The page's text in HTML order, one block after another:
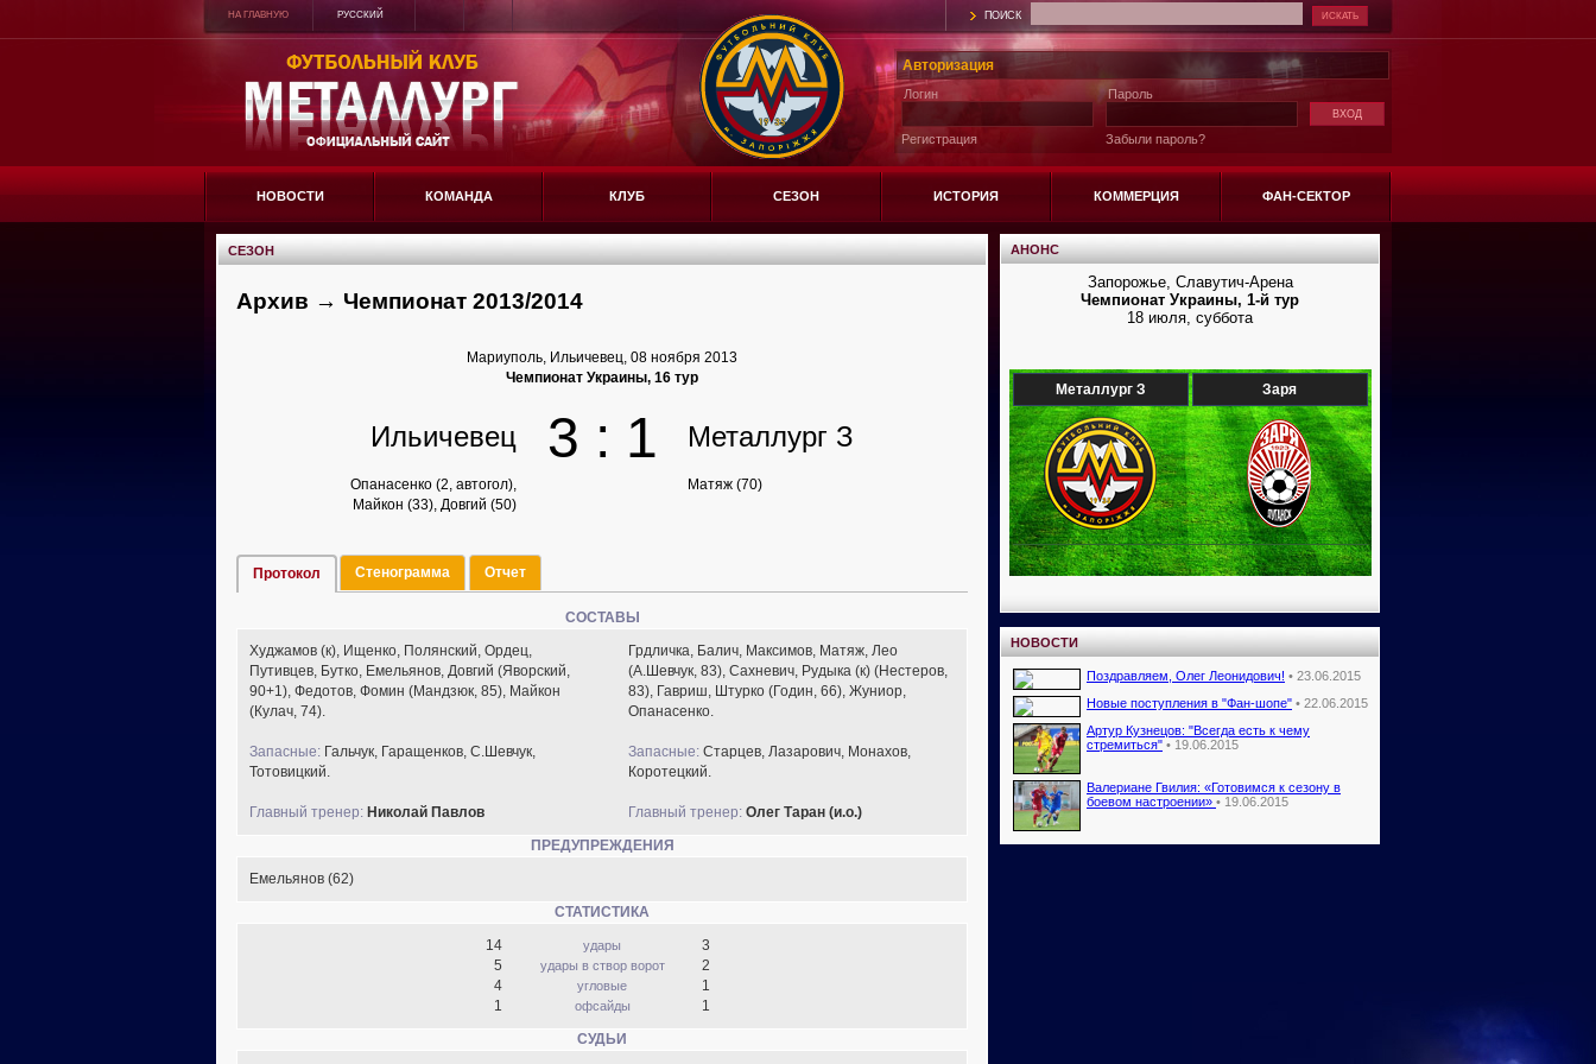
НА ГЛАВНУЮ РУССКИЙ ПОИСК
Авторизация
Логин
Регистрация
Пароль
Забыли пароль?
НОВОСТИ КОМАНДА КЛУБ СЕЗОН ИСТОРИЯ КОММЕРЦИЯ ФАН-СЕКТОР
СЕЗОН
Архив → Чемпионат 2013/2014
Мариуполь, Ильичевец, 08 ноября 2013
Чемпионат Украины, 16 тур
Ильичевец 3 : 1 Металлург З
Опанасенко (2, автогол),
Майкон (33), Довгий (50)
Матяж (70)
Протокол Стенограмма Отчет
СОСТАВЫ
Худжамов (к), Ищенко, Полянский, Ордец,
Путивцев, Бутко, Емельянов, Довгий (Яворский,
90+1), Федотов, Фомин (Мандзюк, 85), Майкон
(Кулач, 74).
Запасные: Гальчук, Гаращенков, С.Шевчук,
Тотовицкий.
Главный тренер: Николай Павлов
Грдличка, Балич, Максимов, Матяж, Лео
(А.Шевчук, 83), Сахневич, Рудыка (к) (Нестеров,
83), Гавриш, Штурко (Годин, 66), Жуниор,
Опанасенко.
Запасные: Старцев, Лазарович, Монахов,
Коротецкий.
Главный тренер: Олег Таран (и.о.)
ПРЕДУПРЕЖДЕНИЯ
Емельянов (62)
СТАТИСТИКА
14
5
4
1
удары
удары в створ ворот
угловые
офсайды
3
2
1
1
СУДЬИ
АНОНС
Запорожье, Славутич-Арена
Чемпионат Украины, 1-й тур
18 июля, суббота
Металлург З Заря
НОВОСТИ
Поздравляем, Олег Леонидович! • 23.06.2015
Новые поступления в "Фан-шопе" • 22.06.2015
Артур Кузнецов: "Всегда есть к чему
стремиться" • 19.06.2015
Валериане Гвилия: «Готовимся к сезону в
боевом настроении» • 19.06.2015